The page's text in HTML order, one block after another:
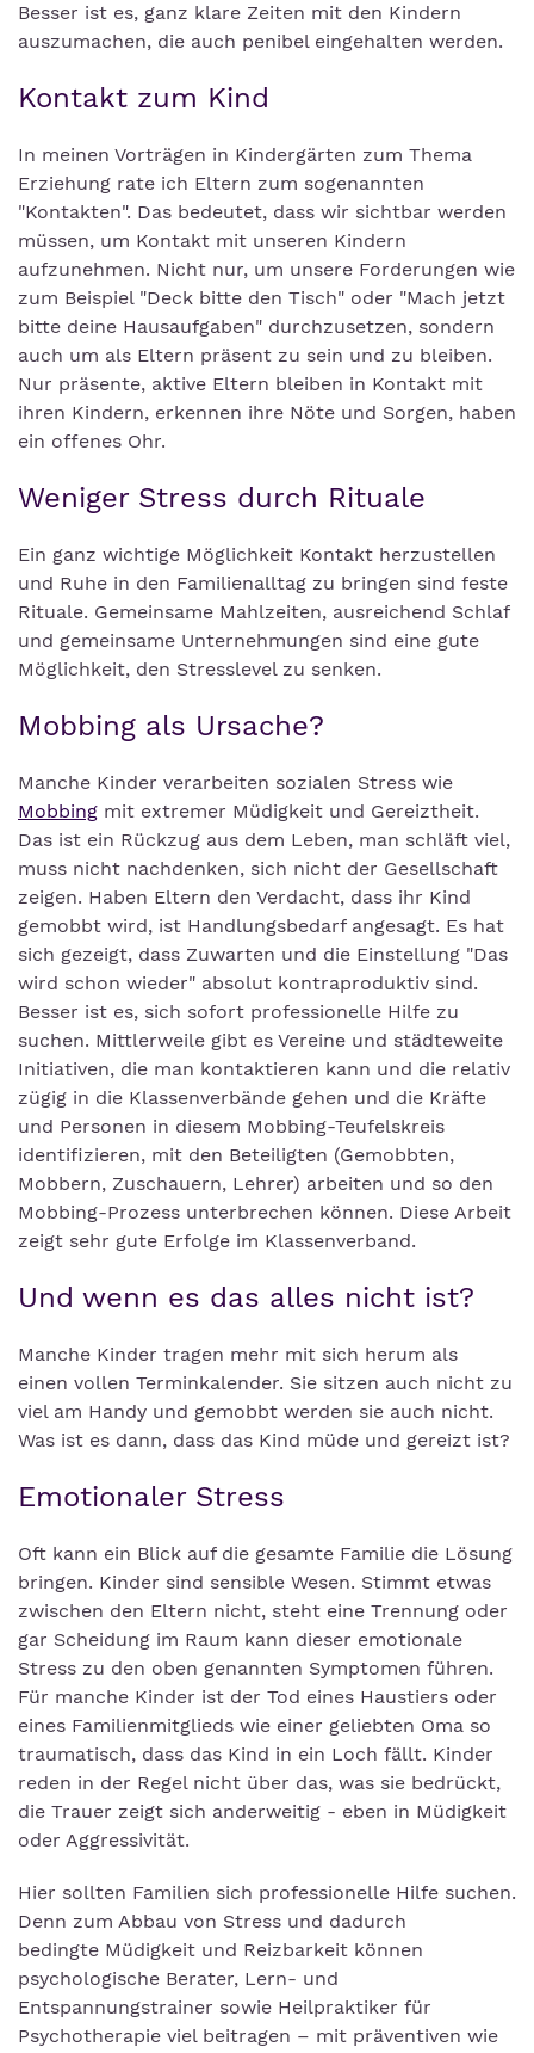
Besser ist es, ganz klare Zeiten mit den Kindern
auszumachen, die auch penibel eingehalten werden.
Kontakt zum Kind
In meinen Vorträgen in Kindergärten zum Thema
Erziehung rate ich Eltern zum sogenannten
"Kontakten". Das bedeutet, dass wir sichtbar werden
müssen, um Kontakt mit unseren Kindern
aufzunehmen. Nicht nur, um unsere Forderungen wie
zum Beispiel "Deck bitte den Tisch" oder "Mach jetzt
bitte deine Hausaufgaben" durchzusetzen, sondern
auch um als Eltern präsent zu sein und zu bleiben.
Nur präsente, aktive Eltern bleiben in Kontakt mit
ihren Kindern, erkennen ihre Nöte und Sorgen, haben
ein offenes Ohr.
Weniger Stress durch Rituale
Ein ganz wichtige Möglichkeit Kontakt herzustellen
und Ruhe in den Familienalltag zu bringen sind feste
Rituale. Gemeinsame Mahlzeiten, ausreichend Schlaf
und gemeinsame Unternehmungen sind eine gute
Möglichkeit, den Stresslevel zu senken.
Mobbing als Ursache?
Manche Kinder verarbeiten sozialen Stress wie
Mobbing mit extremer Müdigkeit und Gereiztheit.
Das ist ein Rückzug aus dem Leben, man schläft viel,
muss nicht nachdenken, sich nicht der Gesellschaft
zeigen. Haben Eltern den Verdacht, dass ihr Kind
gemobbt wird, ist Handlungsbedarf angesagt. Es hat
sich gezeigt, dass Zuwarten und die Einstellung "Das
wird schon wieder" absolut kontraproduktiv sind.
Besser ist es, sich sofort professionelle Hilfe zu
suchen. Mittlerweile gibt es Vereine und städteweite
Initiativen, die man kontaktieren kann und die relativ
zügig in die Klassenverbände gehen und die Kräfte
und Personen in diesem Mobbing-Teufelskreis
identifizieren, mit den Beteiligten (Gemobbten,
Mobbern, Zuschauern, Lehrer) arbeiten und so den
Mobbing-Prozess unterbrechen können. Diese Arbeit
zeigt sehr gute Erfolge im Klassenverband.
Und wenn es das alles nicht ist?
Manche Kinder tragen mehr mit sich herum als
einen vollen Terminkalender. Sie sitzen auch nicht zu
viel am Handy und gemobbt werden sie auch nicht.
Was ist es dann, dass das Kind müde und gereizt ist?
Emotionaler Stress
Oft kann ein Blick auf die gesamte Familie die Lösung
bringen. Kinder sind sensible Wesen. Stimmt etwas
zwischen den Eltern nicht, steht eine Trennung oder
gar Scheidung im Raum kann dieser emotionale
Stress zu den oben genannten Symptomen führen.
Für manche Kinder ist der Tod eines Haustiers oder
eines Familienmitglieds wie einer geliebten Oma so
traumatisch, dass das Kind in ein Loch fällt. Kinder
reden in der Regel nicht über das, was sie bedrückt,
die Trauer zeigt sich anderweitig - eben in Müdigkeit
oder Aggressivität.
Hier sollten Familien sich professionelle Hilfe suchen.
Denn zum Abbau von Stress und dadurch
bedingte Müdigkeit und Reizbarkeit können
psychologische Berater, Lern- und
Entspannungstrainer sowie Heilpraktiker für
Psychotherapie viel beitragen – mit präventiven wie